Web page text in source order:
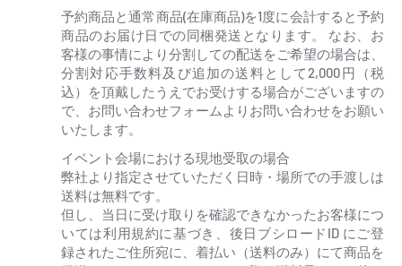
予約商品と通常商品(在庫商品)を1度に会計すると予約
商品のお届け日での同梱発送となります。 なお、お
客様の事情により分割しての配送をご希望の場合は、
分割対応手数料及び追加の送料として2,000円（税
込）を頂戴したうえでお受けする場合がございますの
で、お問い合わせフォームよりお問い合わせをお願い
いたします。
イベント会場における現地受取の場合
弊社より指定させていただく日時・場所での手渡しは
送料は無料です。
但し、当日に受け取りを確認できなかったお客様につ
いては利用規約に基づき、後日ブシロードID にご登
録されたご住所宛に、着払い（送料のみ）にて商品を